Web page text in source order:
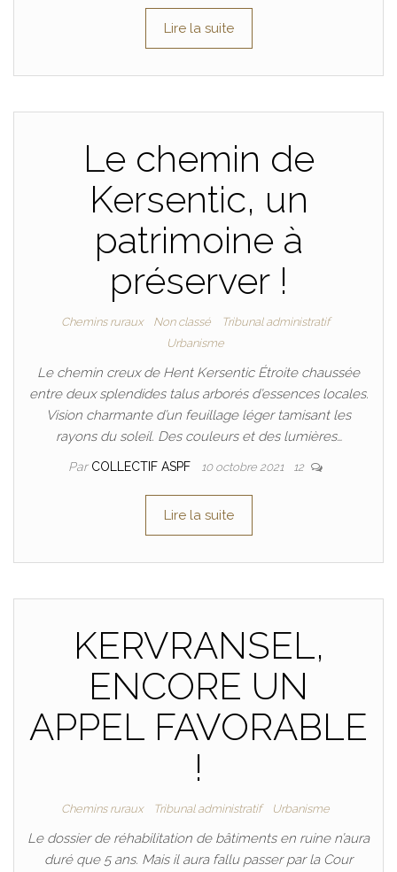
Lire la suite
Le chemin de
Kersentic, un
patrimoine à
préserver !
Chemins ruraux Non classé
Tribunal administratif
Urbanisme
Le chemin creux de Hent Kersentic Étroite chaussée
entre deux splendides talus arborés d’essences locales.
Vision charmante d’un feuillage léger tamisant les
rayons du soleil. Des couleurs et des lumières…
Par COLLECTIF ASPF 10 octobre 2021 12
Lire la suite
KERVRANSEL,
ENCORE UN
APPEL FAVORABLE
!
Chemins ruraux Tribunal administratif Urbanisme
Le dossier de réhabilitation de bâtiments en ruine n’aura
duré que 5 ans. Mais il aura fallu passer par la Cour